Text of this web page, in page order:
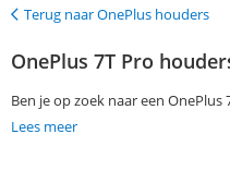
Terug
Terug naar OnePlus houders
OnePlus 7T Pro
Ben je op zoek naar een OnePlus
voorkeuren aangeven via de
Lees meer